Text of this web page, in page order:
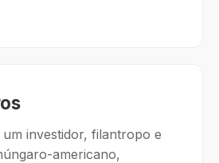
investidor, filantropo e
americano,